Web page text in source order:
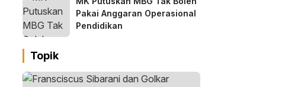
Pakai Anggaran Operasional
Pendidikan
Topik